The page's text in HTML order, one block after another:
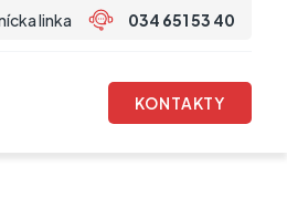
linka 034 651 53 40
KONTAKTY